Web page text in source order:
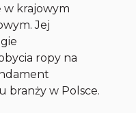
w krajowym
Jej
ropy na
branży w Polsce.